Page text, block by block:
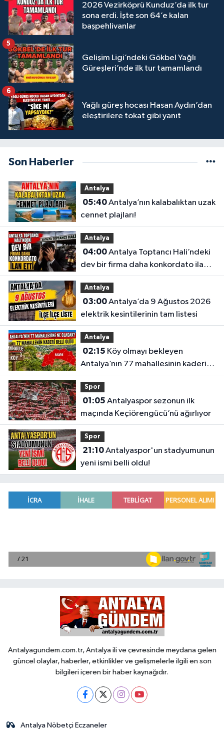
2026 Vezirköprü Kunduz’da ilk tur
sona erdi. İşte son 64’e kalan
başpehlivanlar
Gelişim Ligi’ndeki Gökbel Yağlı
Güreşleri’nde ilk tur tamamlandı
5
Yağlı güreş hocası Hasan Aydın’dan
eleştirilere tokat gibi yanıt
6
Son Haberler
Antalya
05:40Antalya’nın kalabalıktan uzak
cennet plajları!
Antalya
04:00Antalya Toptancı Hali’ndeki
dev bir firma daha konkordato ilan
etti
Antalya
03:00Antalya’da 9 Ağustos 2026
elektrik kesintilerinin tam listesi
Antalya
02:15
Antalya’nın 77 mahallesinin kaderi
belli oldu
Spor
01:05
maçında Keçiörengücü’nü ağırlıyor
Spor
21:10Antalyaspor'un stadyumunun
yeni ismi belli oldu!
Antalyagundem.com.tr, Antalya ili ve çevresinde meydana gelen
güncel olaylar, haberler, etkinlikler ve gelişmelerle ilgili en son
bilgileri içeren bir haber kaynağıdır.
Antalya Nöbetçi Eczaneler